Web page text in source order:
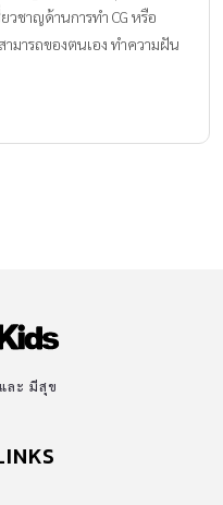
วชาญด้านการทำ CG หรือ
มารถของตนเอง ทำความฝัน
สตูดิโอยักษ์ใหญ่ใน
ในยูทูปในขณะนี้ โดยเริ่มจาก
Movie Kid : Volume
ละ มีสุข